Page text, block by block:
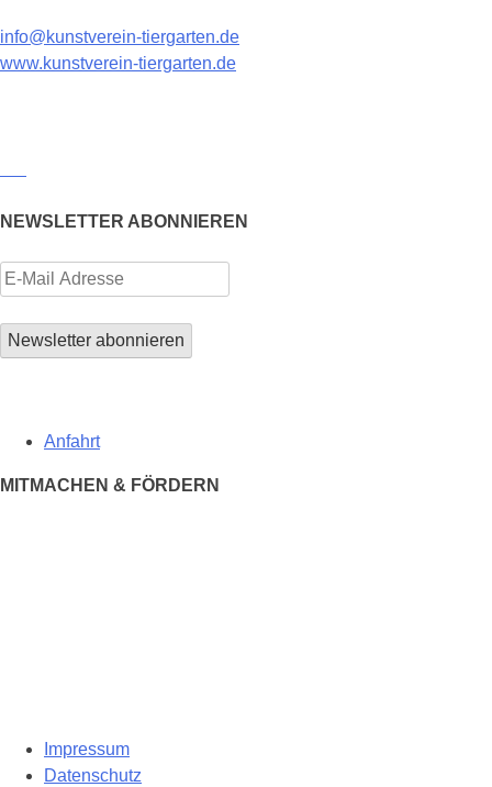
info@kunstverein-tiergarten.de
www.kunstverein-tiergarten.de
NEWSLETTER ABONNIEREN
Anfahrt
MITMACHEN & FÖRDERN
Impressum
Datenschutz